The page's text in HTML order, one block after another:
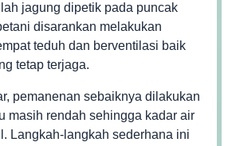
jagung dipetik pada puncak
disarankan melakukan
teduh dan berventilasi baik
tetap terjaga.
pemanenan sebaiknya dilakukan
masih rendah sehingga kadar air
Langkah-langkah sederhana ini